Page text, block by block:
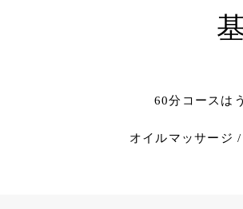
60分コースは
オイルマッサージ